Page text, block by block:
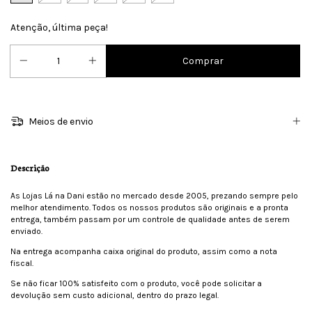
Atenção, última peça!
Meios de envio
Descrição
As Lojas Lá na Dani estão no mercado desde 2005, prezando sempre pelo
melhor atendimento. Todos os nossos produtos são originais e a pronta
entrega, também passam por um controle de qualidade antes de serem
enviado.
Na entrega acompanha caixa original do produto, assim como a nota
fiscal.
Se não ficar 100% satisfeito com o produto, você pode solicitar a
devolução sem custo adicional, dentro do prazo legal.